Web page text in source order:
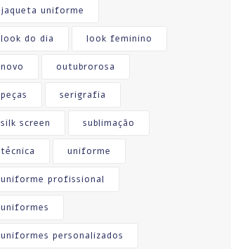
jaqueta uniforme
look do dia look feminino
novo outubrorosa
peças serigrafia
silk screen sublimação
técnica uniforme
uniforme profissional
uniformes
uniformes personalizados